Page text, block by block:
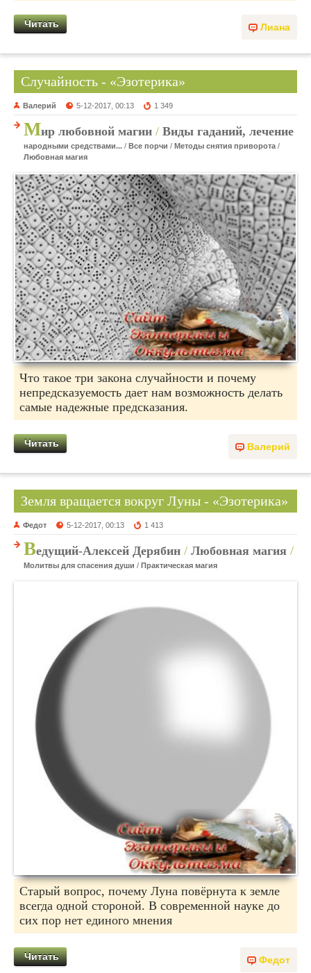
Лиана
Читать
Случайность - «Эзотерика»
Валерий 5-12-2017, 00:13 1 349
Мир любовной магии / Виды гаданий, лечение
народными средствами... / Все порчи / Методы снятия приворота /
Любовная магия
Что такое три закона случайности и почему
непредсказуемость дает нам возможность делать
самые надежные предсказания.
Валерий
Читать
Земля вращается вокруг Луны - «Эзотерика»
Федот 5-12-2017, 00:13 1 413
Ведущий-Алексей Дерябин / Любовная магия /
Молитвы для спасения души / Практическая магия
Старый вопрос, почему Луна повёрнута к земле
всегда одной стороной. В современной науке до
сих пор нет единого мнения
Федот
Читать